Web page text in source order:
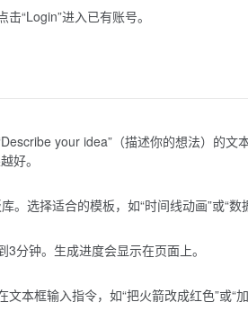
“Login”进入已有账号。
your idea”（描述你的想法）的文
好。
。选择适合的模板，如“时间线动画”或“数
3分钟。生成进度会显示在页面上。
本框输入指令，如“把火箭改成红色”或“